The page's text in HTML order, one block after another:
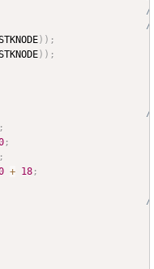
//
) ) ;
) ) ;
;
;
;
+ 18 ;